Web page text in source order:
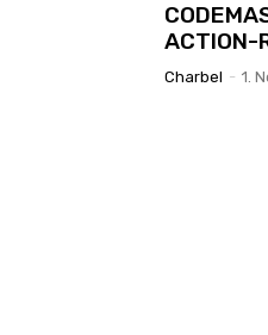
ACTION-
Charbel - 1.